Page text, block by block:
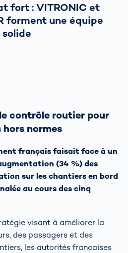
fort : VITRONIC et
forment une équipe
solide
contrôle routier pour
hors normes
français faisait face à un
(34 %) des
sur les chantiers en bord
au cours des cinq
visant à améliorer la
des passagers et des
les autorités françaises